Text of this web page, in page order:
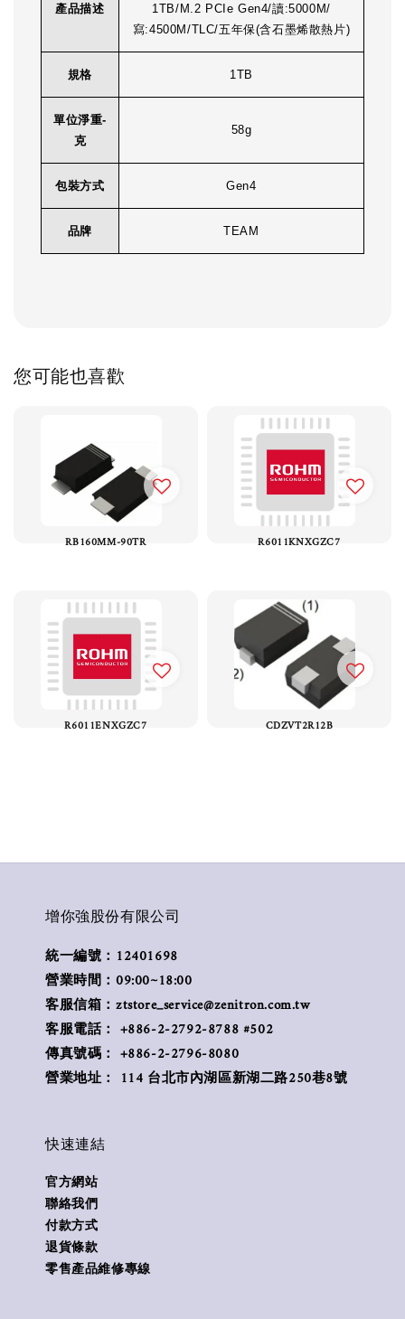
產品描述
1TB/M.2 PCIe Gen4/讀:5000M/
寫:4500M/TLC/五年保(含石墨烯散熱片)
規格 1TB
單位淨重-
克
58g
包裝方式 Gen4
品牌 TEAM
您可能也喜歡
RB160MM-90TR R6011KNXGZC7
R6011ENXGZC7 CDZVT2R12B
增你強股份有限公司
統一編號：12401698
營業時間：09:00~18:00
客服信箱：ztstore_service@zenitron.com.tw
客服電話： +886-2-2792-8788 #502
傳真號碼： +886-2-2796-8080
營業地址： 114 台北市內湖區新湖二路250巷8號
快速連結
官方網站
聯絡我們
付款方式
退貨條款
零售產品維修專線